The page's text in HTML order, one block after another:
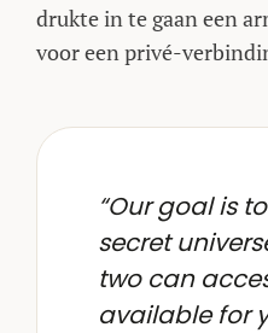
drukte in te gaan een
voor een privé-
“Our goal is
secret
two can
available for